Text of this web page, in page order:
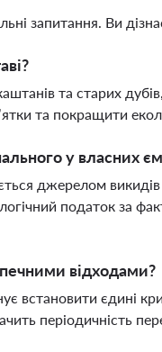
запитання. Ви
та старих
та покращити
у власних
джерелом
податок за
відходами?
встановити єдині
періодичність